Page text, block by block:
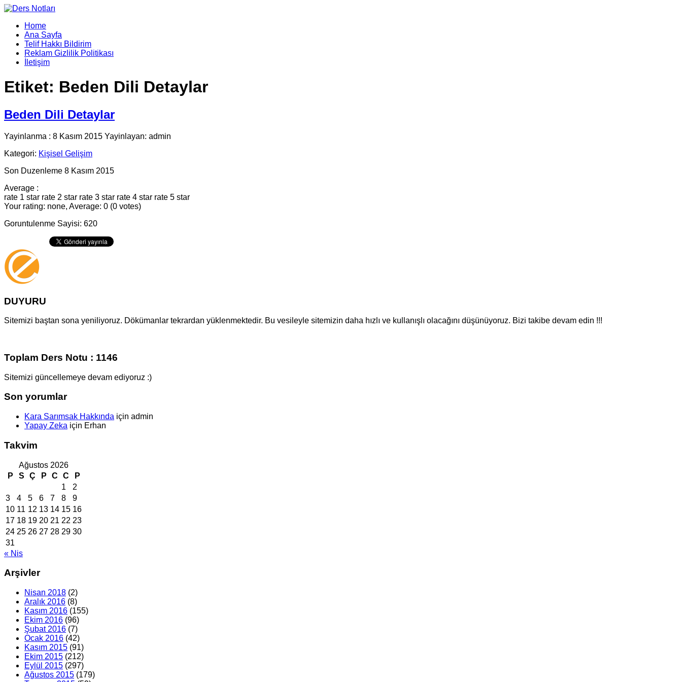
Home
Ana Sayfa
Telif Hakkı Bildirim
Reklam Gizlilik Politikası
İletişim
Etiket: Beden Dili Detaylar
Beden Dili Detaylar
Yayinlanma : 8 Kasım 2015 Yayinlayan: admin
Kategori: Kişisel Gelişim
Son Duzenleme 8 Kasım 2015
Average :
rate 1 star rate 2 star rate 3 star rate 4 star rate 5 star
Your rating: none, Average: 0 (0 votes)
Goruntulenme Sayisi: 620
DUYURU
Sitemizi baştan sona yeniliyoruz. Dökümanlar tekrardan yüklenmektedir. Bu vesileyle sitemizin daha hızlı ve kullanışlı olacağını düşünüyoruz. Bizi takibe devam edin !!!
Toplam Ders Notu : 1146
Sitemizi güncellemeye devam ediyoruz :)
Son yorumlar
Kara Sarımsak Hakkında için admin
Yapay Zeka için Erhan
Takvim
Ağustos 2026
P
S Ç P C C
P
1
2
3
4 5 6 7 8
9
10 11 12 13 14 15 16
17 18 19 20 21 22 23
24 25 26 27 28 29 30
31
« Nis
Arşivler
Nisan 2018 (2)
Aralık 2016 (8)
Kasım 2016 (155)
Ekim 2016 (96)
Şubat 2016 (7)
Ocak 2016 (42)
Kasım 2015 (91)
Ekim 2015 (212)
Eylül 2015 (297)
Ağustos 2015 (179)